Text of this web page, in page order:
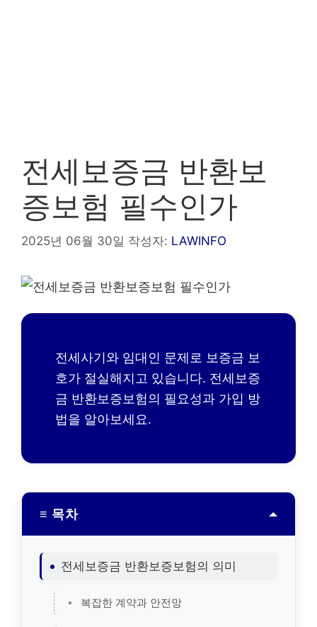
전세보증금 반환보
증보험 필수인가
2025년 06월 30일 작성자: LAWINFO
전세사기와 임대인 문제로 보증금 보
호가 절실해지고 있습니다. 전세보증
금 반환보증보험의 필요성과 가입 방
법을 알아보세요.
≡ 목차
전세보증금 반환보증보험의 의미
복잡한 계약과 안전망